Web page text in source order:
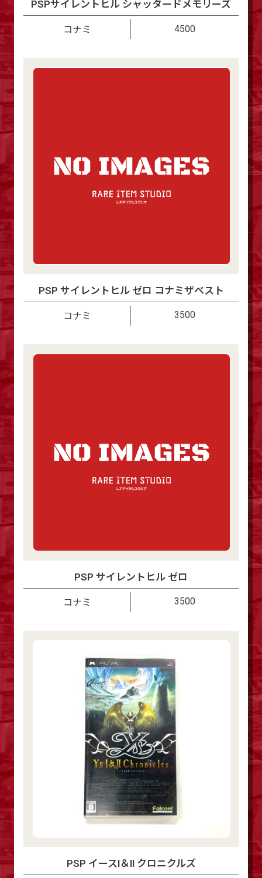
PSPサイレントヒル シャッタードメモリーズ
コナミ 4500
PSP サイレントヒル ゼロ コナミザベスト
コナミ 3500
PSP サイレントヒル ゼロ
コナミ 3500
PSP イースI＆II クロニクルズ